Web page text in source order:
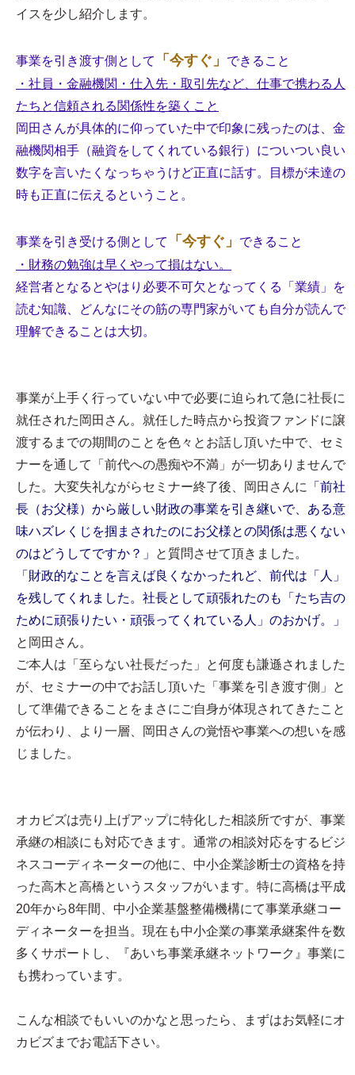
イスを少し紹介します。
事業を引き渡す側として 「今すぐ」
できること
・社員・金融機関・仕入先・取引先など、仕事で携わる人
たちと信頼される関係性を築くこと
岡田さんが具体的に仰っていた中で印象に残ったのは、金
融機関相手（融資をしてくれている銀行）についつい良い
数字を言いたくなっちゃうけど正直に話す。目標が未達の
時も正直に伝えるということ。
事業を引き受ける側として 「今すぐ」
できること
・財務の勉強は早くやって損はない。
経営者となるとやはり必要不可欠となってくる「業績」を
読む知識、どんなにその筋の専門家がいても自分が読んで
理解できることは大切。
事業が上手く行っていない中で必要に迫られて急に社長に
就任された岡田さん。就任した時点から投資ファンドに譲
渡するまでの期間のことを色々とお話し頂いた中で、セミ
ナーを通して「前代への愚痴や不満」が一切ありませんで
した。大変失礼ながらセミナー終了後、岡田さんに
「前社
長（お父様）から厳しい財政の事業を引き継いで、ある意
味ハズレくじを掴まされたのにお父様との関係は悪くない
のはどうしてですか？」
と質問させて頂きました。
「財政的なことを言えば良くなかったれど、前代は「人」
を残してくれました。社長として頑張れたのも「たち吉の
ために頑張りたい・頑張ってくれている人」のおかげ。」
と岡田さん。
ご本人は「至らない社長だった」と何度も謙遜されました
が、セミナーの中でお話し頂いた「事業を引き渡す側」と
して準備できることをまさにご自身が体現されてきたこと
が伝わり、より一層、岡田さんの覚悟や事業への想いを感
じました。
オカビズは売り上げアップに特化した相談所ですが、事業
承継の相談にも対応できます。通常の相談対応をするビジ
ネスコーディネーターの他に、中小企業診断士の資格を持
った高木と高橋というスタッフがいます。特に高橋は平成
20年から8年間、中小企業基盤整備機構にて事業承継コー
ディネーターを担当。現在も中小企業の事業承継案件を数
多くサポートし、『あいち事業承継ネットワーク』事業に
も携わっています。
こんな相談でもいいのかなと思ったら、まずはお気軽にオ
カビズまでお電話下さい。